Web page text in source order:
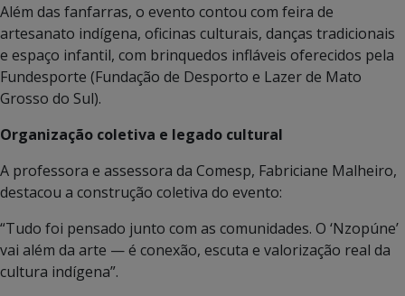
Além das fanfarras, o evento contou com feira de
artesanato indígena, oficinas culturais, danças tradicionais
e espaço infantil, com brinquedos infláveis oferecidos pela
Fundesporte (Fundação de Desporto e Lazer de Mato
Grosso do Sul).
Organização coletiva e legado cultural
A professora e assessora da Comesp, Fabriciane Malheiro,
destacou a construção coletiva do evento:
“Tudo foi pensado junto com as comunidades. O ‘Nzopúne’
vai além da arte — é conexão, escuta e valorização real da
cultura indígena”.